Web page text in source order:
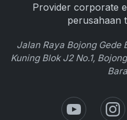
Provider corporate
perusahaan
Jalan Raya Bojong Gede
Kuning Blok J2 No.1,